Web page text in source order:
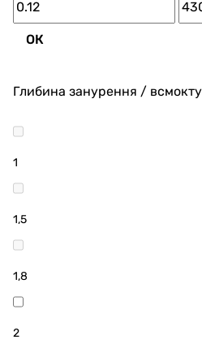
ОК
Глибина занурення /
1
1,5
1,8
2